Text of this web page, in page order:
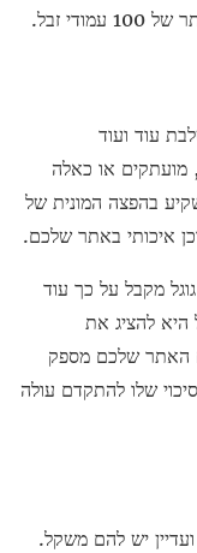
עוד ועוד
מועתקים או כאלה
בהפצה המונית של
איכותי באתר שלכם.
מקבל על כך עוד
היא להציג את
האתר שלכם מספק
שלו להתקדם עולה
יש להם משקל.